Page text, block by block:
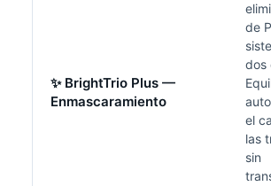
✨ BrightTrio Plus —
Enmascaramiento
de
dos
el
las
sin